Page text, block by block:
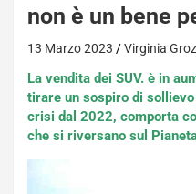
non è un bene
13 Marzo 2023 Virginia
La vendita dei SUV. è in
tirare un sospiro di
crisi dal 2022, comporta
che si riversano sul